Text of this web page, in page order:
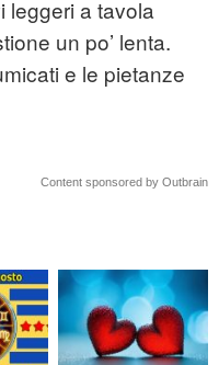
leggeri a tavola
un po’ lenta.
e le pietanze
Content sponsored by Outbrain